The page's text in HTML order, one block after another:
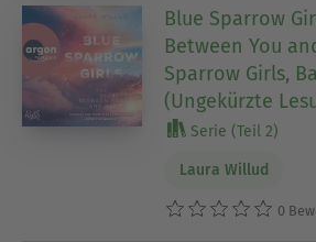
Blue Sparrow
Between You
Sparrow Girls,
(Ungekürzte
Serie (Teil 2)
Laura Willud
0